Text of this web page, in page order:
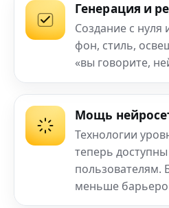
Генерация и
Создание с нуля
фон, стиль,
«вы говорите,
Мощь
Технологии
теперь
меньше